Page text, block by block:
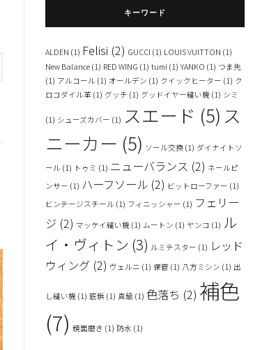
キーワード
ALDEN (1) Felisi (2) GUCCI (1) LOUIS VUITTON (1)
New Balance (1) RED WING (1) tumi (1) YANKO (1) つま先
(1) アルコール (1) オールデン (1) クイックヒーター (1) ク
ロコダイル革 (1) グッチ (1) グッドイヤー縫い機 (1) シミ
(1) シューズカバー (1) スエード (5) ス
ニーカー (5) ソール交換 (1) ダイナイトソ
ール (1) トゥミ (1) ニューバランス (2) ネールピ
ンサー (1) ハーフソール (2) ビットローファー (1)
ビンテージスチール (1) フィニッシャー (1) フェリー
ジ (2) マッケイ縫い機 (1) ムートン (1) ヤンコ (1) ル
イ・ヴィトン (3) ルミテスター (1) レッド
ウィング (2) ヴェルニ (1) 保管 (1) 八方ミシン (1) 出
し縫い機 (1) 底鋲 (1) 真鍮 (1) 色落ち (2) 補色
(7) 鏡面磨き (1) 防水 (1)